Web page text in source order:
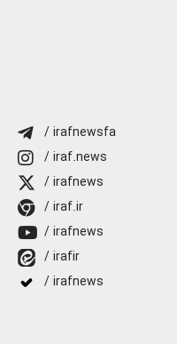
/ irafnewsfa
/ iraf.news
/ irafnews
/ iraf.ir
/ irafnews
/ irafir
/ irafnews